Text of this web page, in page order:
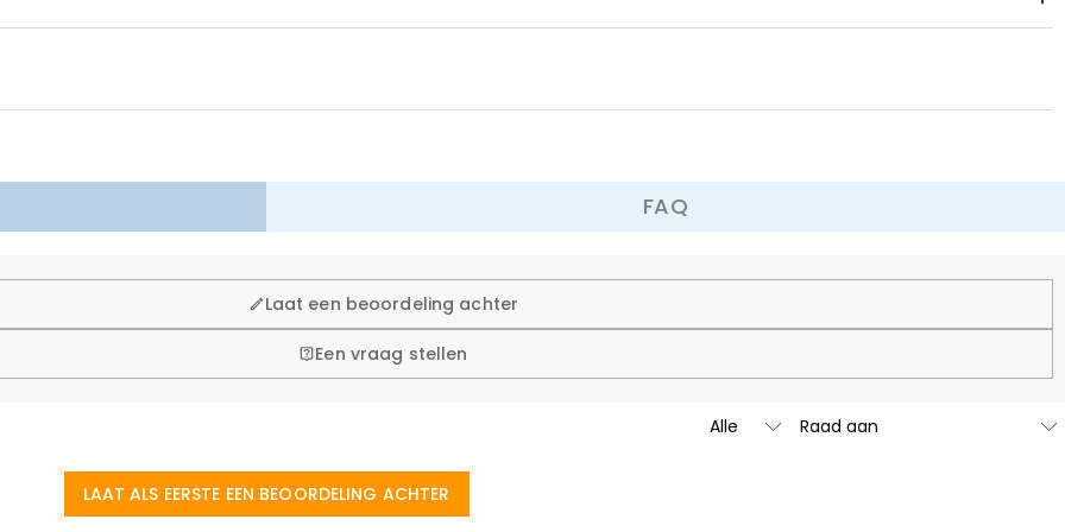
daarom bieden wij een eenvoudig 60-dagen retour- en omruilbeleid.
FAQ
Laat een beoordeling achter
Een vraag stellen
LAAT ALS EERSTE EEN BEOORDELING ACHTER
studio in Hong Kong, is elk prachtig stuk op maat gemaakt om net zo uniek en authentiek te zijn als u.
winkels (huur, verzekering, personeel) te elimineren, maar we gaan binnenkort onze juwelierswinkels in de Verenigde
is geplaatst?